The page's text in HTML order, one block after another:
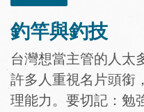
釣竿與釣技
台灣想當主管的人太
許多人重視名片頭銜
理能力。要切記：勉